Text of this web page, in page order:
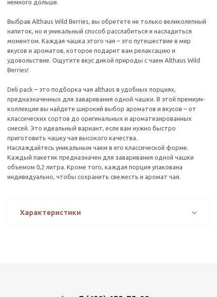
немного дольше.
Выбрав Althaus Wild Berries, вы обретете не только великолепный
напиток, но и уникальный способ расслабиться и насладиться
моментом. Каждая чашка этого чая – это путешествие в мир
вкусов и ароматов, которое подарит вам релаксацию и
удовольствие. Ощутите вкус дикой природы с чаем Althaus Wild
Berries!
Deli pack – это подборка чая althaus в удобных порциях,
предназначенных для заваривания одной чашки. В этой премиум-
коллекции вы найдете широкий выбор ароматов и вкусов – от
классических сортов до оригинальных и ароматизированных
смесей. Это идеальный вариант, если вам нужно быстро
приготовить чашку чая высокого качества.
Наслаждайтесь уникальным чаем в его классической форме.
Каждый пакетик предназначен для заваривания одной чашки
объемом 0,2 литра. Кроме того, каждая порция упакована
индивидуально, чтобы сохранить свежесть и аромат чая.
Характеристики